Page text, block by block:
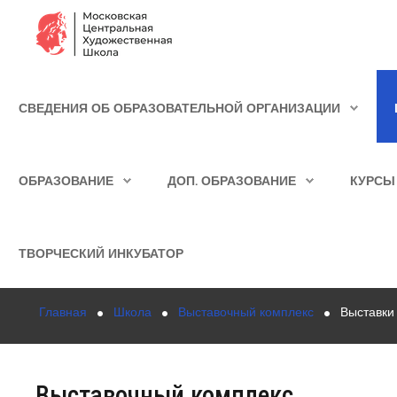
Образование
СВЕДЕНИЯ ОБ ОБРАЗОВАТЕЛЬНОЙ ОРГАНИЗАЦИИ
ОБРАЗОВАНИЕ ДОП. ОБРАЗОВАНИЕ
ТВОРЧЕСКИЙ ИНКУБАТОР
Главная Школа Выставочный комплекс Выставки